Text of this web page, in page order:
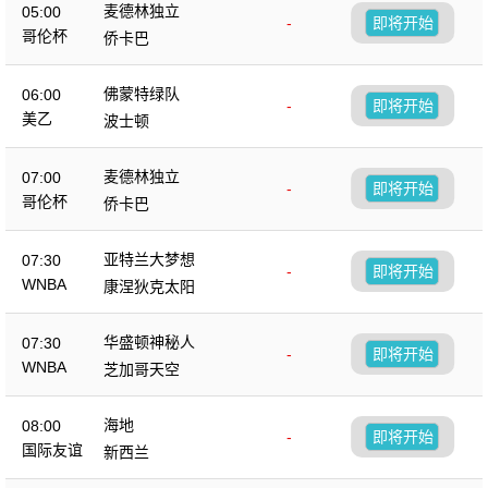
05:00
哥伦杯
麦德林独立
-
侨卡巴
即将开始
06:00
美乙
佛蒙特绿队
-
波士顿
即将开始
07:00
哥伦杯
麦德林独立
-
侨卡巴
即将开始
07:30
WNBA
亚特兰大梦想
-
康涅狄克太阳
即将开始
07:30
WNBA
华盛顿神秘人
-
芝加哥天空
即将开始
08:00
国际友谊
海地
-
新西兰
即将开始